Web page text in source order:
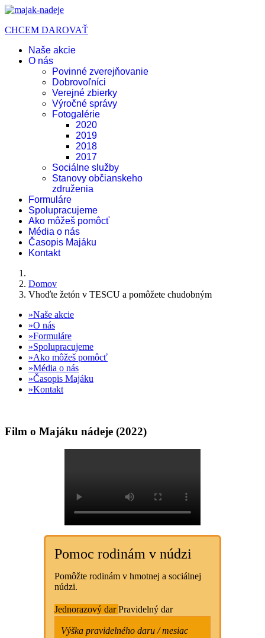
CHCEM DAROVAŤ
Naše akcie
O nás
Povinné zverejňovanie
Dobrovoľníci
Verejné zbierky
Výročné správy
Fotogalérie
2020
2019
2018
2017
Sociálne služby
Stanovy občianskeho
združenia
Formuláre
Spolupracujeme
Ako môžeš pomôcť
Média o nás
Časopis Majáku
Kontakt
Domov
Vhoďte žetón v TESCU a pomôžete chudobným
Naše akcie
O nás
Formuláre
Spolupracujeme
Ako môžeš pomôcť
Média o nás
Časopis Majáku
Kontakt
Film o Majáku nádeje (2022)